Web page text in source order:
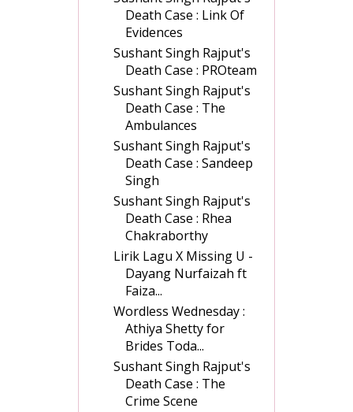
Death Case : Link Of
Evidences
Sushant Singh Rajput's
Death Case : PROteam
Sushant Singh Rajput's
Death Case : The
Ambulances
Sushant Singh Rajput's
Death Case : Sandeep
Singh
Sushant Singh Rajput's
Death Case : Rhea
Chakraborthy
Lirik Lagu X Missing U -
Dayang Nurfaizah ft
Faiza...
Wordless Wednesday :
Athiya Shetty for
Brides Toda...
Sushant Singh Rajput's
Death Case : The
Crime Scene